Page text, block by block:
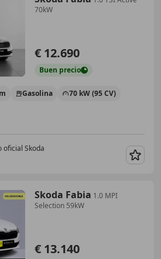
70kW
€ 12.690
Buen precio
Gasolina 70 kW (95 CV)
oficial Skoda
Skoda Fabia 1.0 MPI
Selection 59kW
€ 13.140